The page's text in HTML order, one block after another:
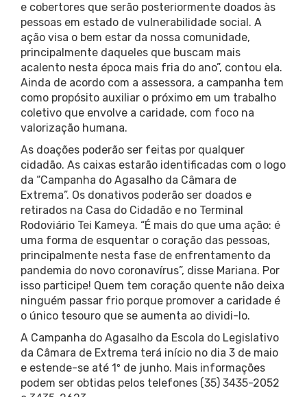
e cobertores que serão posteriormente doados às
pessoas em estado de vulnerabilidade social. A
ação visa o bem estar da nossa comunidade,
principalmente daqueles que buscam mais
acalento nesta época mais fria do ano”, contou ela.
Ainda de acordo com a assessora, a campanha tem
como propósito auxiliar o próximo em um trabalho
coletivo que envolve a caridade, com foco na
valorização humana.
As doações poderão ser feitas por qualquer
cidadão. As caixas estarão identificadas com o logo
da “Campanha do Agasalho da Câmara de
Extrema”. Os donativos poderão ser doados e
retirados na Casa do Cidadão e no Terminal
Rodoviário Tei Kameya. “É mais do que uma ação: é
uma forma de esquentar o coração das pessoas,
principalmente nesta fase de enfrentamento da
pandemia do novo coronavírus”, disse Mariana. Por
isso participe! Quem tem coração quente não deixa
ninguém passar frio porque promover a caridade é
o único tesouro que se aumenta ao dividi-lo.
A Campanha do Agasalho da Escola do Legislativo
da Câmara de Extrema terá início no dia 3 de maio
e estende-se até 1º de junho. Mais informações
podem ser obtidas pelos telefones (35) 3435-2052